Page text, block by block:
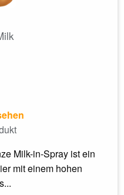
Milk-in-Spray ist ein
mit einem hohen